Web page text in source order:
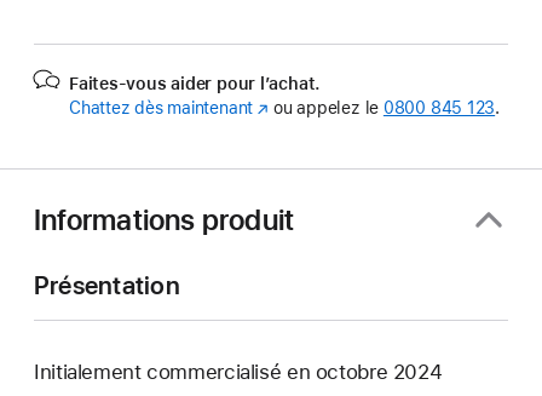
Faites-vous aider pour l’achat.
Chattez dès maintenant (s’ouvre
ou appelez le 0800 845 123.
Informations produit
Présentation
Initialement commercialisé en octobre 2024